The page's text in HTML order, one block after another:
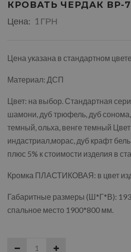
КРОВАТЬ ЧЕРДАК ВР-
Цена: 1 ГРН
Цена указана в стандартном цвете
Материал: ДСП
Цвет: на выбор. Стандартная
шамони, дуб трюфель, дуб
темный, ольха, венге темный Цвет
индастриал,морас, дуб крафт
плюс 5% к стоимости изделия в
Кромка ПЛАСТИКОВАЯ: в цвет
Габаритные размеры (Ш*Г*В):
спальное место 1900*800 мм.